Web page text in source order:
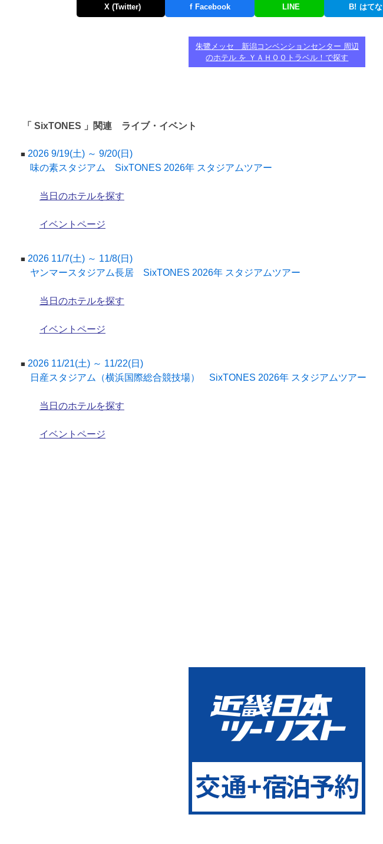
X (Twitter) f Facebook LINE B! はてな
朱鷺メッセ 新潟コンベンションセンター 周辺
のホテル を ＹＡＨＯＯトラベル！で探す
「 SixTONES 」関連 ライブ・イベント
■ 2026 9/19(土) ～ 9/20(日)
味の素スタジアム SixTONES 2026年 スタジアムツアー
当日のホテルを探す
イベントページ
■ 2026 11/7(土) ～ 11/8(日)
ヤンマースタジアム長居 SixTONES 2026年 スタジアムツアー
当日のホテルを探す
イベントページ
■ 2026 11/21(土) ～ 11/22(日)
日産スタジアム（横浜国際総合競技場） SixTONES 2026年 スタジアムツアー
当日のホテルを探す
イベントページ